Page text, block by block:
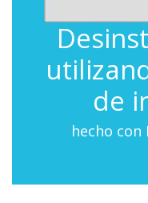
de
hecho con